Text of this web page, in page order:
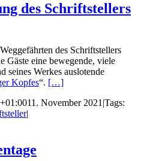
des Schriftstellers
des Schriftstellers
Gäste eine bewegende, viele
seines Werkes auslotende
Kopfes“. […]
11. November 2021 |Tags:
|